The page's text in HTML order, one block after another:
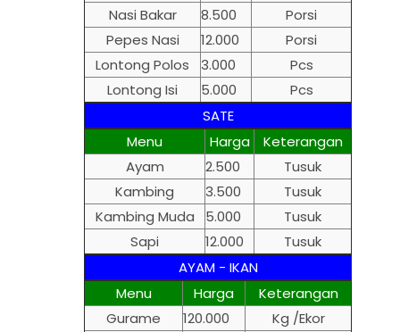
Nasi Bakar
8.500
Porsi
Pepes Nasi
12.000
Porsi
Lontong Polos
3.000
Pcs
Lontong Isi
5.000
Pcs
SATE
Menu
Harga
Keterangan
Ayam
2.500
Tusuk
Kambing
3.500
Tusuk
Kambing Muda
5.000
Tusuk
Sapi
12.000
Tusuk
AYAM - IKAN
Menu
Harga
Keterangan
Gurame
120.000 Kg /Ekor